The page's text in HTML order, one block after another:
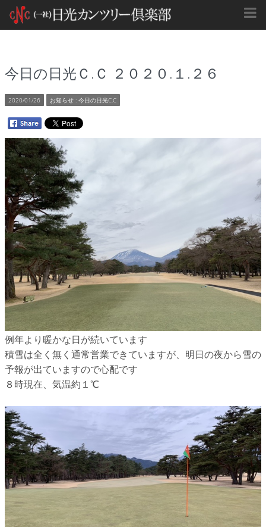
今日の日光Ｃ.Ｃ ２０２０.１.２６
2020/01/26 お知らせ : 今日の日光C.C
例年より暖かな日が続いています
積雪は全く無く通常営業できていますが、明日の夜から雪の
予報が出ていますので心配です
８時現在、気温約１℃